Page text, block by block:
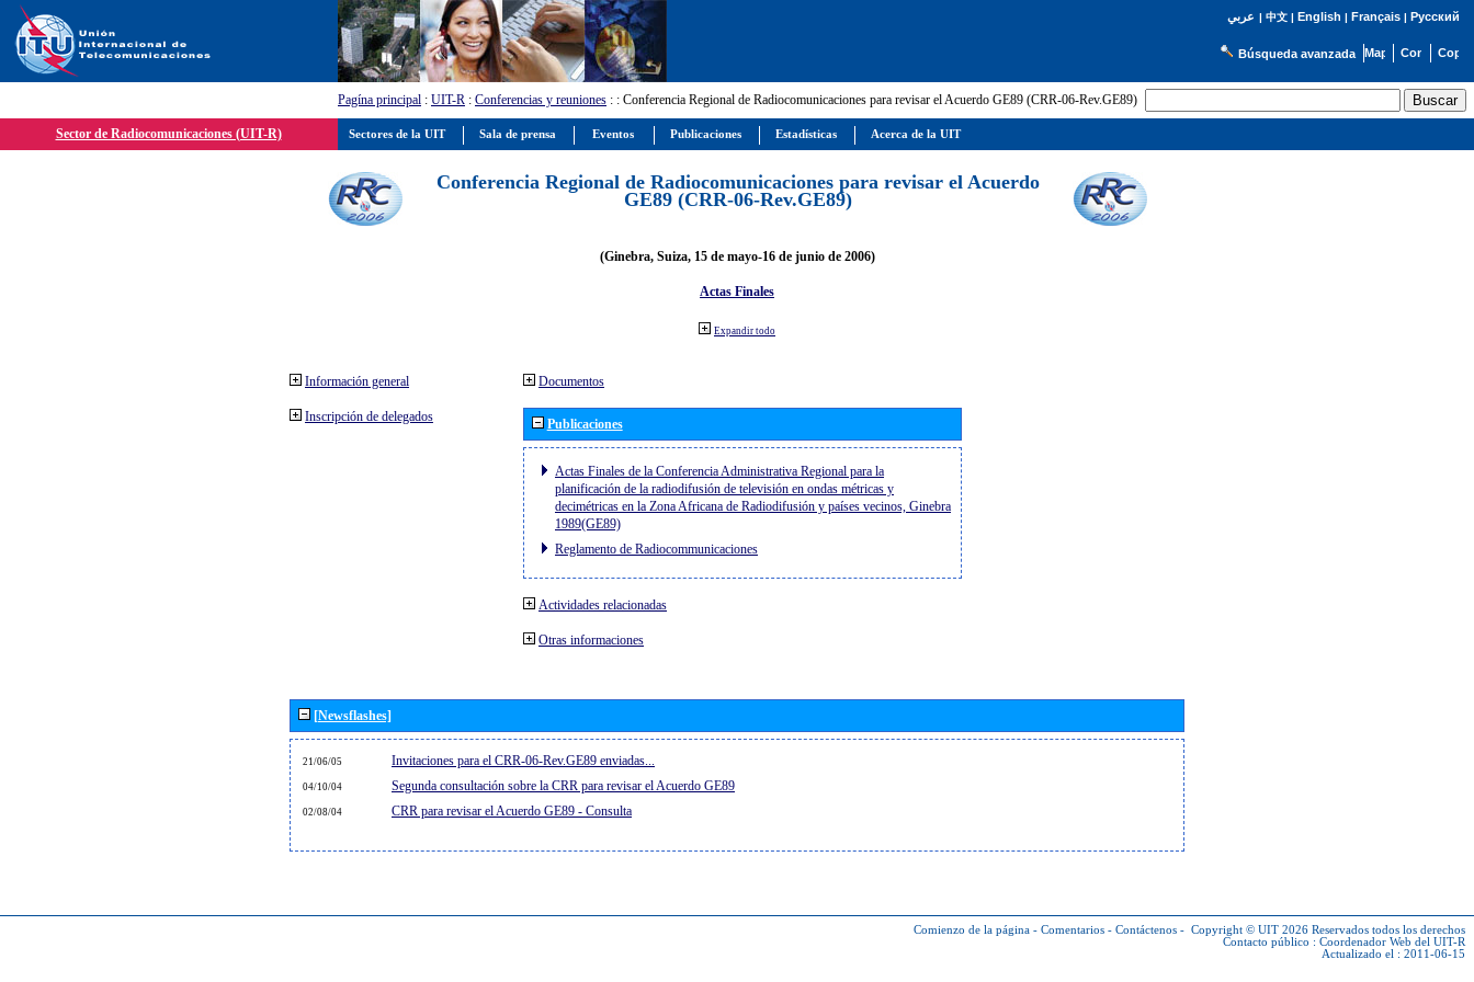
عربي | 中文| English | Français| Русский
Búsqueda avanzada
Pagína principal : UIT-R : Conferencias y reuniones : : Conferencia Regional de Radiocomunicaciones para revisar el Acuerdo GE89 (CRR-06-Rev.GE89)
Sector de Radiocomunicaciones (UIT-R)
Conferencia Regional de Radiocomunicaciones para revisar el Acuerdo
GE89 (CRR-06-Rev.GE89)
(Ginebra, Suiza, 15 de mayo-16 de junio de 2006)
Actas Finales
Expandir todo
Información general
Inscripción de delegados
Documentos
Publicaciones
Actas Finales de la Conferencia Administrativa Regional para la
planificación de la radiodifusión de televisión en ondas métricas y
decimétricas en la Zona Africana de Radiodifusión y países vecinos, Ginebra
1989(GE89)
Reglamento de Radiocommunicaciones
Actividades relacionadas
Otras informaciones
[Newsflashes]
21/06/05 Invitaciones para el CRR-06-Rev.GE89 enviadas...
04/10/04 Segunda consultación sobre la CRR para revisar el Acuerdo GE89
02/08/04 CRR para revisar el Acuerdo GE89 - Consulta
Comienzo de la página - Comentarios - Contáctenos - Copyright © UIT 2026 Reservados todos los derechos
Contacto público : Coordenador Web del UIT-R
Actualizado el : 2011-06-15
Sectores de la UIT Sala de prensa Eventos Publicaciones Estadísticas Acerca de la UIT